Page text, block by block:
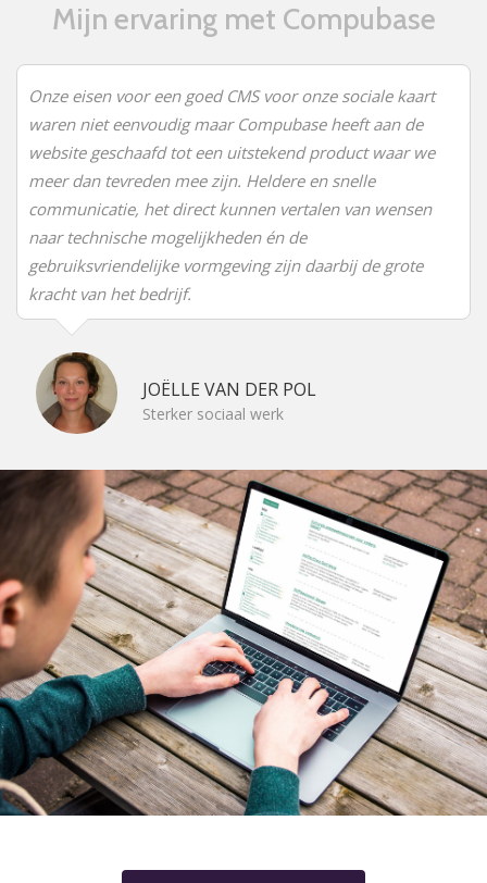
Mijn ervaring met Compubase
Onze eisen voor een goed CMS voor onze sociale kaart
waren niet eenvoudig maar Compubase heeft aan de
website geschaafd tot een uitstekend product waar we
meer dan tevreden mee zijn. Heldere en snelle
communicatie, het direct kunnen vertalen van wensen
naar technische mogelijkheden én de
gebruiksvriendelijke vormgeving zijn daarbij de grote
kracht van het bedrijf.
JOËLLE VAN DER POL
Sterker sociaal werk